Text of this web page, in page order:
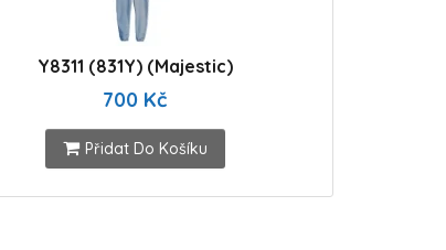
Y8311 (831Y) (Majestic)
700 Kč
Přidat Do Košíku